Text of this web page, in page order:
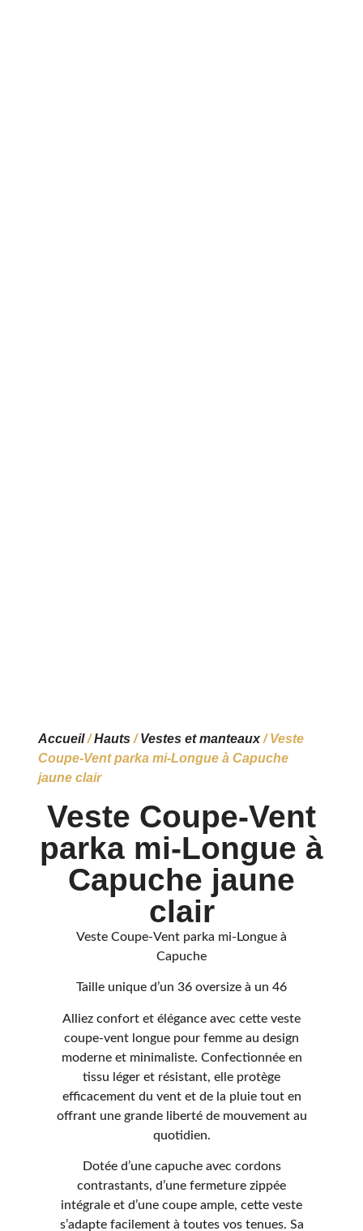
Accueil/Hauts/Vestes et manteaux/ Veste
Coupe-Vent parka mi-Longue à Capuche
jaune clair
Veste Coupe-Vent
parka mi-Longue à
Capuche jaune
clair
Veste Coupe-Vent parka mi-Longue à
Capuche
Taille unique d’un 36 oversize à un 46
Alliez confort et élégance avec cette veste
coupe-vent longue pour femme au design
moderne et minimaliste. Confectionnée en
tissu léger et résistant, elle protège
efficacement du vent et de la pluie tout en
offrant une grande liberté de mouvement au
quotidien.
Dotée d’une capuche avec cordons
contrastants, d’une fermeture zippée
intégrale et d’une coupe ample, cette veste
s’adapte facilement à toutes vos tenues. Sa